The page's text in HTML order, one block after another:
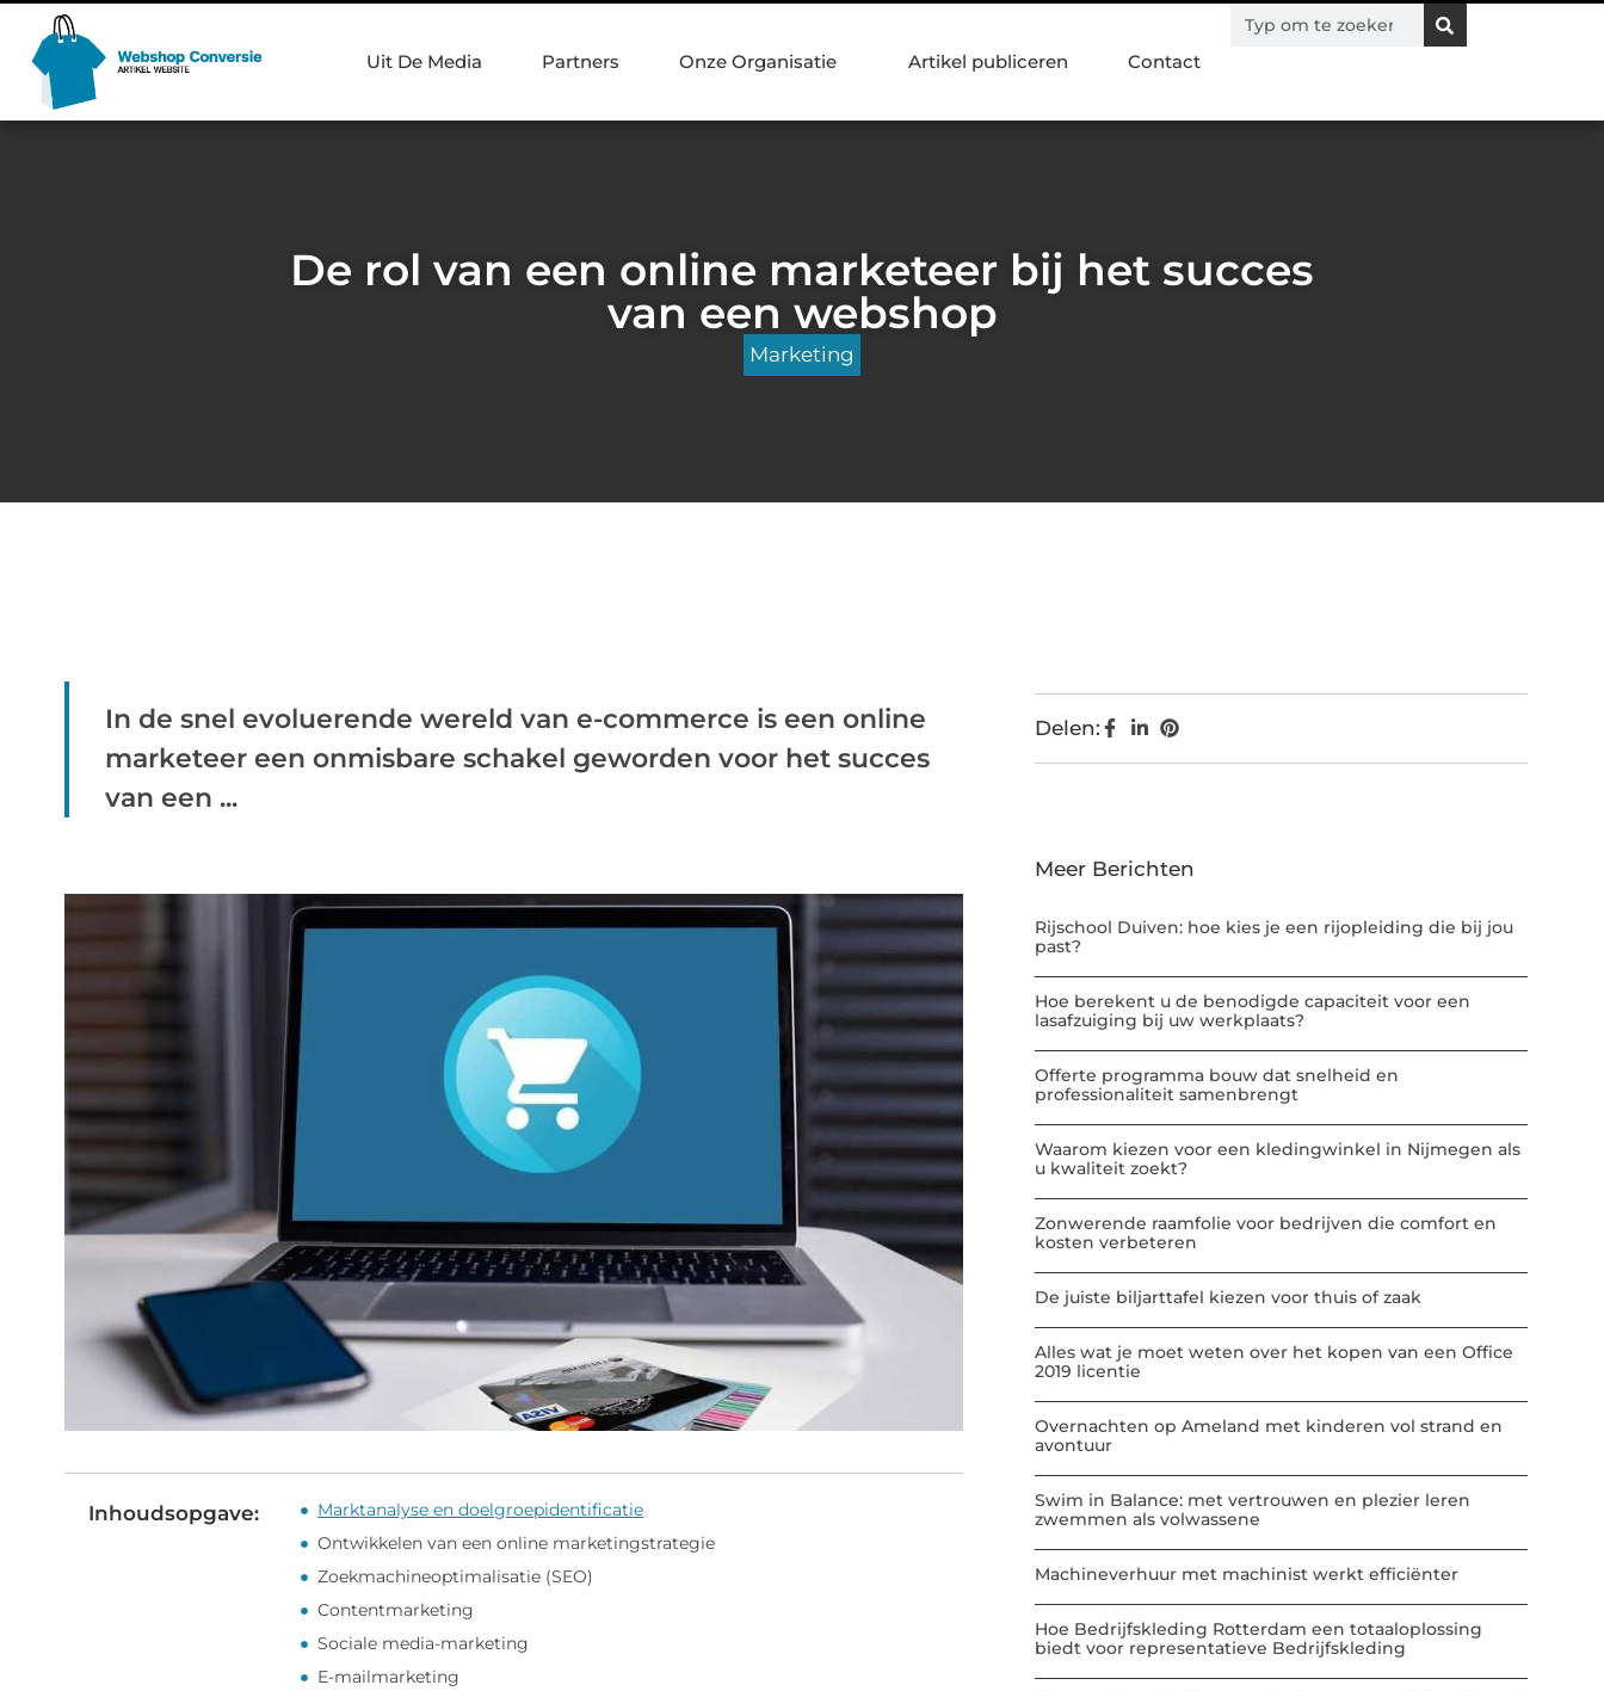
Uit De Media Partners Onze Organisatie Artikel publiceren Contact
De rol van een online marketeer bij het succes
van een webshop
Marketing
In de snel evoluerende wereld van e-commerce is een online
marketeer een onmisbare schakel geworden voor het succes
van een ...
Inhoudsopgave:
Marktanalyse en doelgroepidentificatie
Ontwikkelen van een online marketingstrategie
Zoekmachineoptimalisatie (SEO)
Contentmarketing
Sociale media-marketing
E-mailmarketing
Delen:
Meer Berichten
Rijschool Duiven: hoe kies je een rijopleiding die bij jou
past?
Hoe berekent u de benodigde capaciteit voor een
lasafzuiging bij uw werkplaats?
Offerte programma bouw dat snelheid en
professionaliteit samenbrengt
Waarom kiezen voor een kledingwinkel in Nijmegen als
u kwaliteit zoekt?
Zonwerende raamfolie voor bedrijven die comfort en
kosten verbeteren
De juiste biljarttafel kiezen voor thuis of zaak
Alles wat je moet weten over het kopen van een Office
2019 licentie
Overnachten op Ameland met kinderen vol strand en
avontuur
Swim in Balance: met vertrouwen en plezier leren
zwemmen als volwassene
Machineverhuur met machinist werkt efficiënter
Hoe Bedrijfskleding Rotterdam een totaaloplossing
biedt voor representatieve Bedrijfskleding